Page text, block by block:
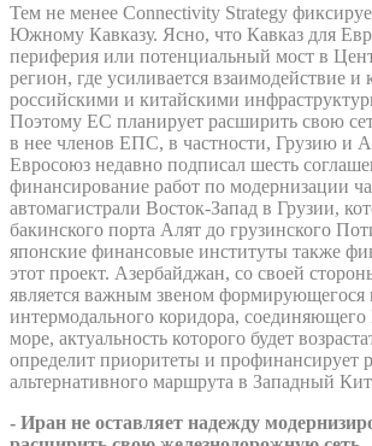
Тем не менее Connectivity Strategy
Южному Кавказу. Ясно, что Кавказ для
периферия или потенциальный мост в
регион, где усиливается взаимодействие и
российскими и китайскими
Поэтому ЕС планирует расширить свою
в нее членов ЕПС, в частности, Грузию и
Евросоюз недавно подписал шесть
финансирование работ по модернизации
автомагистрали Восток-Запад в Грузии,
бакинского порта Алят до грузинского
японские финансовые институты также
этот проект. Азербайджан, со своей
является важным звеном формирующегося
интермодального коридора,
море, актуальность которого будет
определит приоритеты и профинансирует
альтернативного маршрута в Западный
- Иран не оставляет надежду